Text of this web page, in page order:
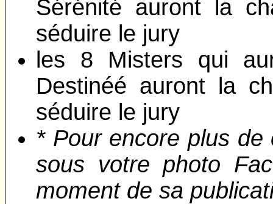
Sérénité auront la
séduire le jury
les 8 Misters qui
Destinéé auront la
séduire le jury
* Pour encore plus
sous votre photo
moment de sa